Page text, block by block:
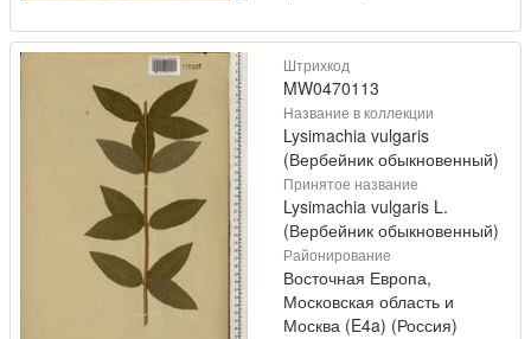
Штрихкод
MW0470113
Название в коллекции
Lysimachia vulgaris
(Вербейник обыкновенный)
Принятое название
Lysimachia vulgaris L.
(Вербейник обыкновенный)
Районирование
Восточная Европа,
Московская область и
Москва (E4a) (Россия)